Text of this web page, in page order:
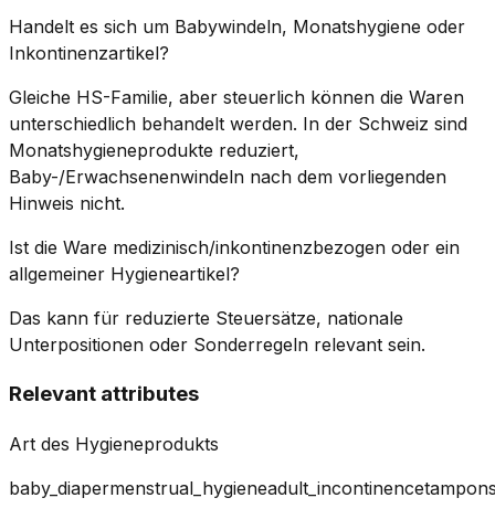
Handelt es sich um Babywindeln, Monatshygiene oder
Inkontinenzartikel?
Gleiche HS-Familie, aber steuerlich können die Waren
unterschiedlich behandelt werden. In der Schweiz sind
Monatshygieneprodukte reduziert,
Baby-/Erwachsenenwindeln nach dem vorliegenden
Hinweis nicht.
Ist die Ware medizinisch/inkontinenzbezogen oder ein
allgemeiner Hygieneartikel?
Das kann für reduzierte Steuersätze, nationale
Unterpositionen oder Sonderregeln relevant sein.
Relevant attributes
Art des Hygieneprodukts
baby_diapermenstrual_hygieneadult_incontinencetampon